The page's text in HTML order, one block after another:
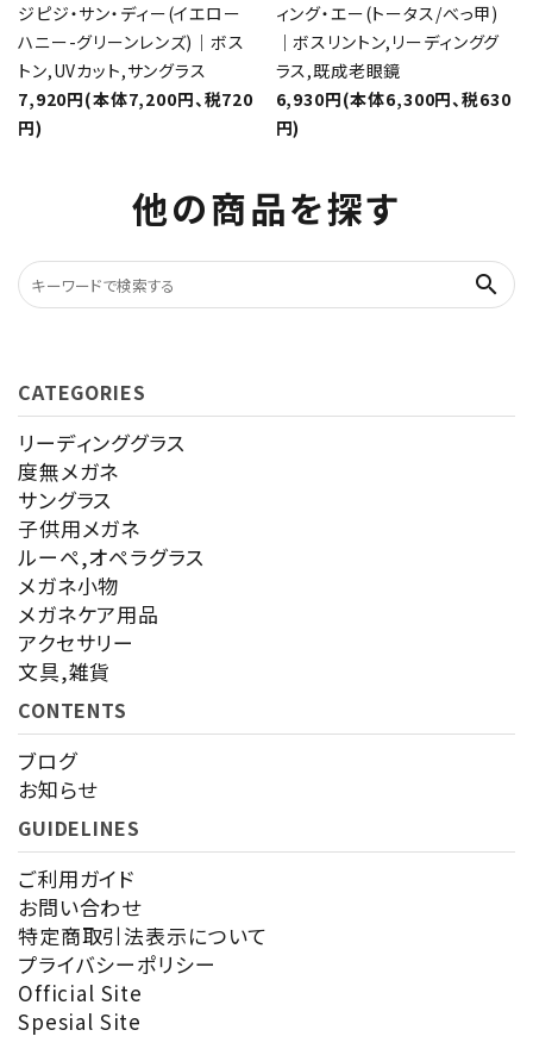
ジピジ・サン・ディー(イエロー
ハニー-グリーンレンズ)｜ボス
トン,UVカット,サングラス
7,920円(本体7,200円、税720
円)
ィング・エー(トータス/べっ甲)
｜ボスリントン,リーディンググ
ラス,既成老眼鏡
6,930円(本体6,300円、税630
円)
他の商品を探す
search
CATEGORIES
リーディンググラス
度無メガネ
サングラス
子供用メガネ
ルーペ,オペラグラス
メガネ小物
メガネケア用品
アクセサリー
文具,雑貨
CONTENTS
ブログ
お知らせ
GUIDELINES
ご利用ガイド
お問い合わせ
特定商取引法表示について
プライバシーポリシー
Official Site
Spesial Site